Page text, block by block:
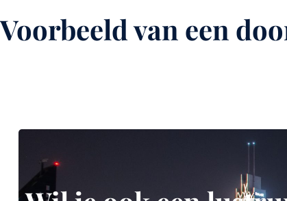
Voorbeeld van een